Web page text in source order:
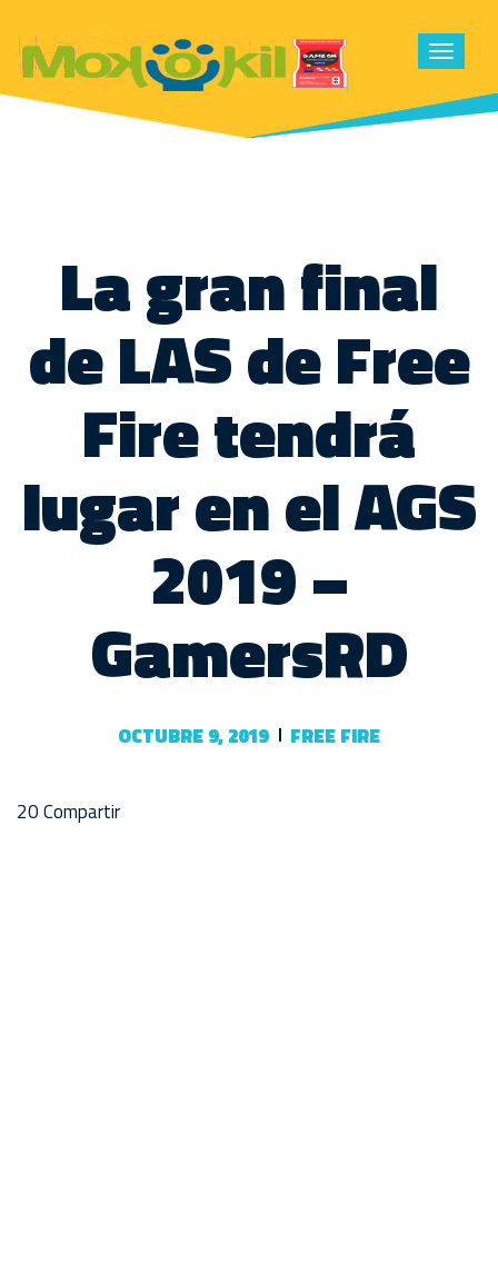
Toggle
La gran final
de LAS de Free
Fire tendrá
lugar en el AGS
2019 –
GamersRD
OCTUBRE 9, 2019 FREE FIRE
20Compartir